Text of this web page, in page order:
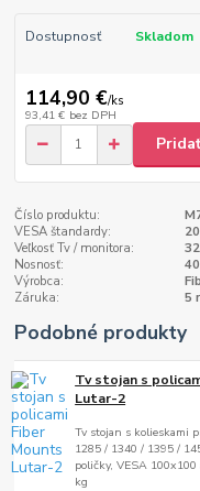
Dostupnosť Skladom
114,90 €/ks
93,41 € bez DPH
Číslo produktu:
VESA štandardy:
Veľkosť Tv / monitora:
Nosnosť:
Výrobca:
Záruka:
5
Podobné produkty
Tv stojan s
Lutar-2
Tv stojan s kolieskami
1285 / 1340 / 1395 /
poličky, VESA
kg